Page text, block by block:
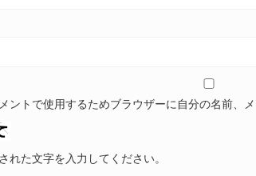
ントで使用するためブラウザーに自分の名前、
れた文字を入力してください。